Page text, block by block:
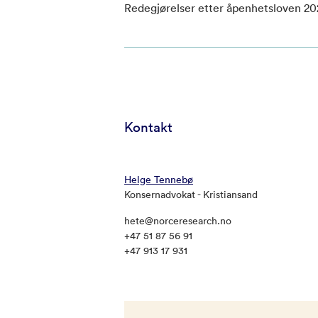
Redegjørelser etter åpenhetsloven
Kontakt
Helge Tennebø
Konsernadvokat - Kristiansand
hete@norceresearch.no
+47 51 87 56 91
+47 913 17 931